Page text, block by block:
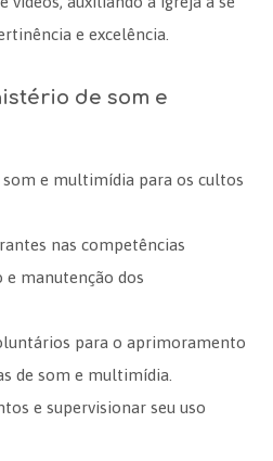
e excelência.
de som e
som e multimídia para os cultos
nas competências
e manutenção dos
para o aprimoramento
de som e multimídia.
e supervisionar seu uso